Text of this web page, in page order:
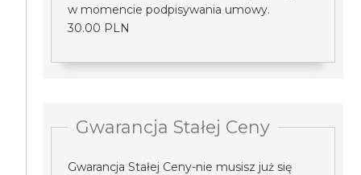
w momencie podpisywania umowy.
30.00 PLN
Gwarancja Stałej Ceny
Gwarancja Stałej Ceny-nie musisz już się